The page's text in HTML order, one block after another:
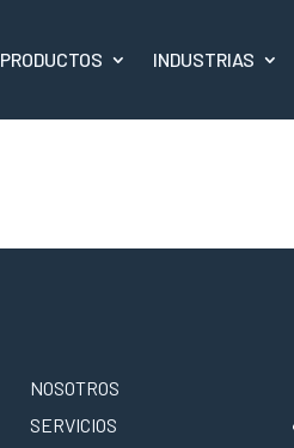
PRODUCTOS INDUSTRIAS
NOSOTROS
SERVICIOS